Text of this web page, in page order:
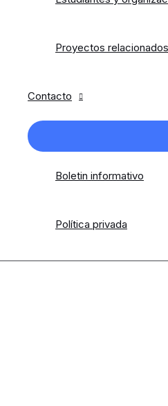
Proyectos relacionados
Contacto
Boletin informativo
Política privada